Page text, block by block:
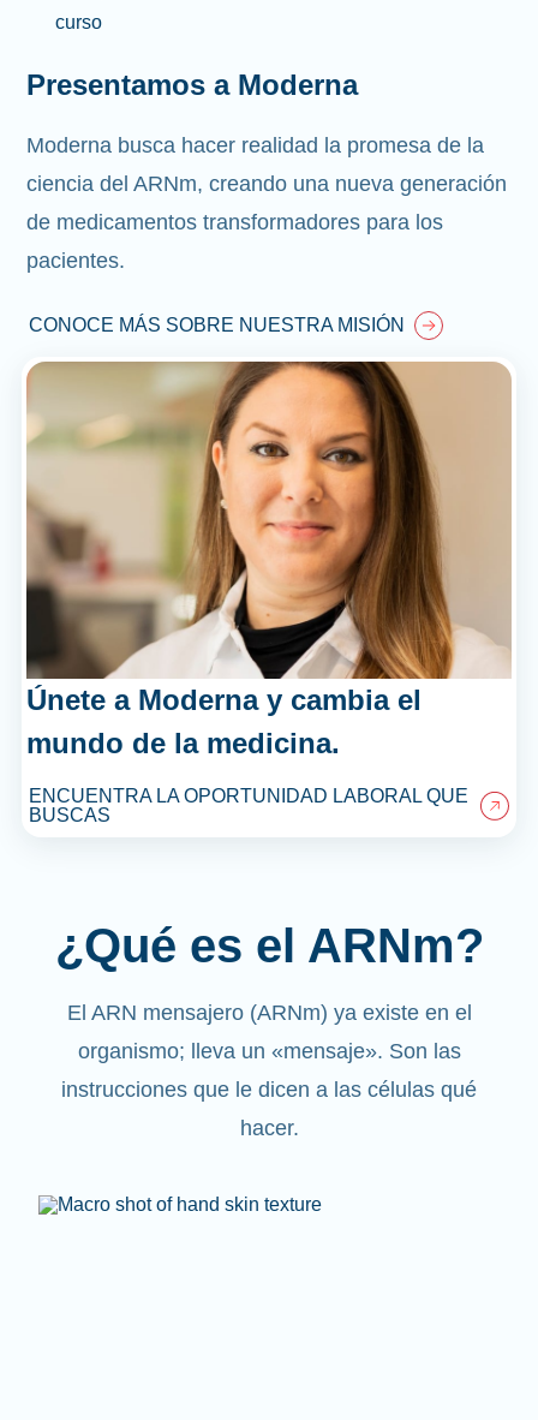
curso
Presentamos a Moderna
Moderna busca hacer realidad la promesa de la
ciencia del ARNm, creando una nueva generación
de medicamentos transformadores para los
pacientes.
CONOCE MÁS SOBRE NUESTRA MISIÓN
Únete a Moderna y cambia el
mundo de la medicina.
ENCUENTRA LA OPORTUNIDAD LABORAL QUE
BUSCAS
¿Qué es el ARNm?
El ARN mensajero (ARNm) ya existe en el
organismo; lleva un «mensaje». Son las
instrucciones que le dicen a las células qué
hacer.